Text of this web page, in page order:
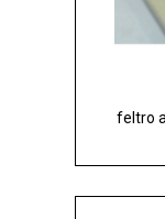
feltro